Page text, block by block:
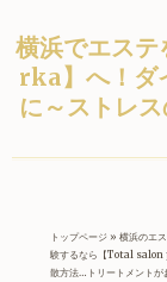
横浜でエス
rka】へ！ダ
に～ストレ
トップページ »横浜のエ
験するなら【Total salon
散方法…トリートメントが